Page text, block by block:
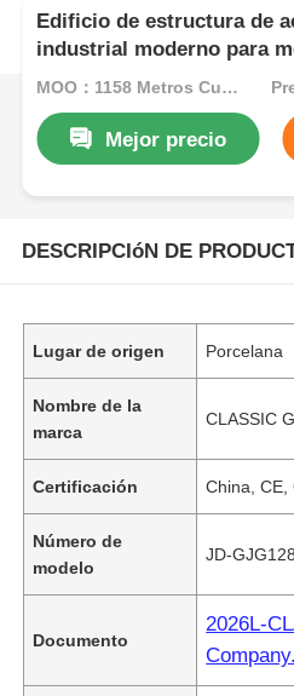
Edificio de estructura de
industrial moderno para
productividad del taller.
MOQ：1158 Metros Cuadrados
Mejor precio
DESCRIPCIóN DE
Lugar de origen Porcelana
Nombre de la
marca
CLASSIC
Certificación China, CE,
Número de
modelo
JD-GJG128
Documento
2026L-